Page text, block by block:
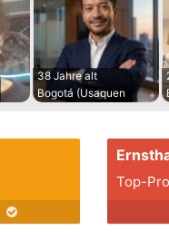
38 Jahre alt
Bogotá (Usaquen
Top-